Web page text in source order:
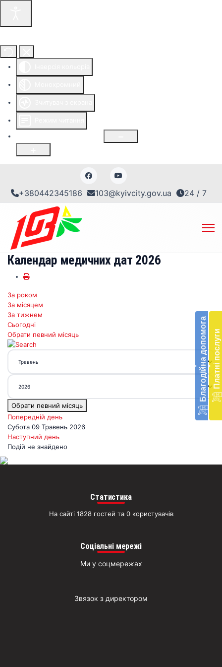
+380442345186 103@kyivcity.gov.ua 24 / 7
‹ Благодійна допомогав
‹ Платні послуги
Календар медичних дат 2026
За роком
За місяцем
За тижнем
Сьогодні
Обрати певний місяць
Обрати певний місяць
Попередній день
Субота 09 Травень 2026
Наступний день
Подій не знайдено
Статистика
На сайті 1828 гостей та 0 користувачів
Соціальні мережі
Ми у соцмережах
Звязок з директором